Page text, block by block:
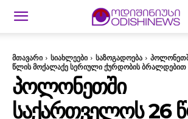
მთავარი სიახლეები საზოგადოება
წლის მოქალაქე სერიული ქურდობის ბრალდებით
ᲞᲝᲚᲝᲜᲔᲗᲨᲘ
ᲡᲐᲥᲐᲠᲗᲕᲔᲚᲝᲡ 26